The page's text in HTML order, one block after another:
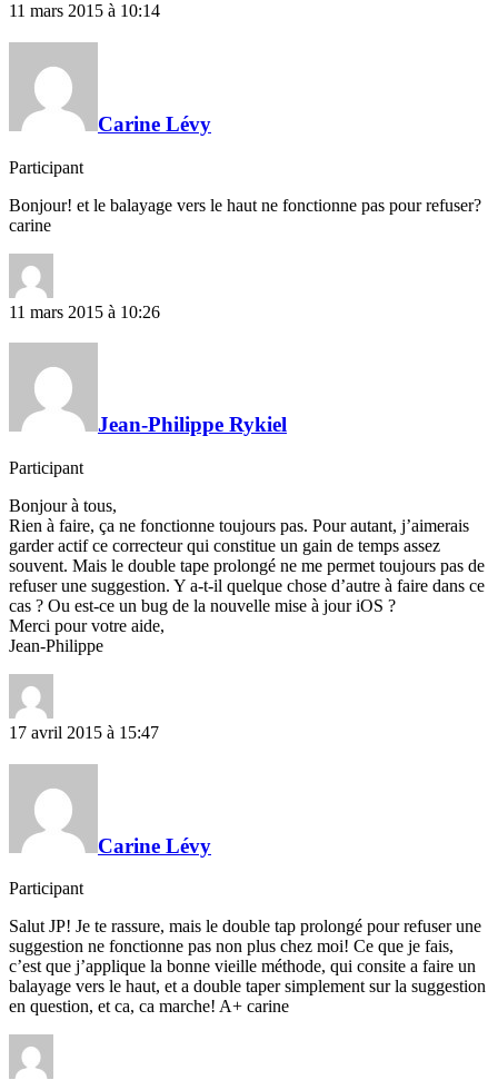
11 mars 2015 à 10:14
Carine Lévy
Participant
Bonjour! et le balayage vers le haut ne fonctionne pas pour refuser?
carine
11 mars 2015 à 10:26
Jean-Philippe Rykiel
Participant
Bonjour à tous,
Rien à faire, ça ne fonctionne toujours pas. Pour autant, j’aimerais
garder actif ce correcteur qui constitue un gain de temps assez
souvent. Mais le double tape prolongé ne me permet toujours pas de
refuser une suggestion. Y a-t-il quelque chose d’autre à faire dans ce
cas ? Ou est-ce un bug de la nouvelle mise à jour iOS ?
Merci pour votre aide,
Jean-Philippe
17 avril 2015 à 15:47
Carine Lévy
Participant
Salut JP! Je te rassure, mais le double tap prolongé pour refuser une
suggestion ne fonctionne pas non plus chez moi! Ce que je fais,
c’est que j’applique la bonne vieille méthode, qui consite a faire un
balayage vers le haut, et a double taper simplement sur la suggestion
en question, et ca, ca marche! A+ carine